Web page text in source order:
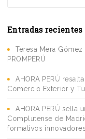
Entradas recientes
Teresa Mera
PROMPERÚ
AHORA PERÚ
Comercio Exterior y
AHORA PERÚ sella
Complutense de
formativos